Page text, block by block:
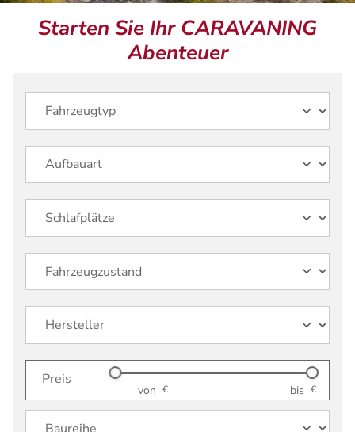
Sliderelement 01
Starten Sie Ihr CARAVANING
Abenteuer
Preis